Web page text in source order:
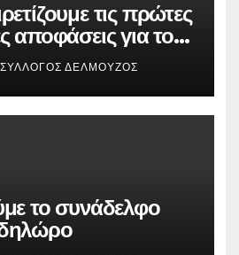
τις πρώτες
αποφάσεις για τους
που
αγώνα ενάντια
αξιολόγηση!
ΣΎΛΛΟΓΟΣ ΔΕΛΜΟΎΖΟΣ
το συνάδελφο